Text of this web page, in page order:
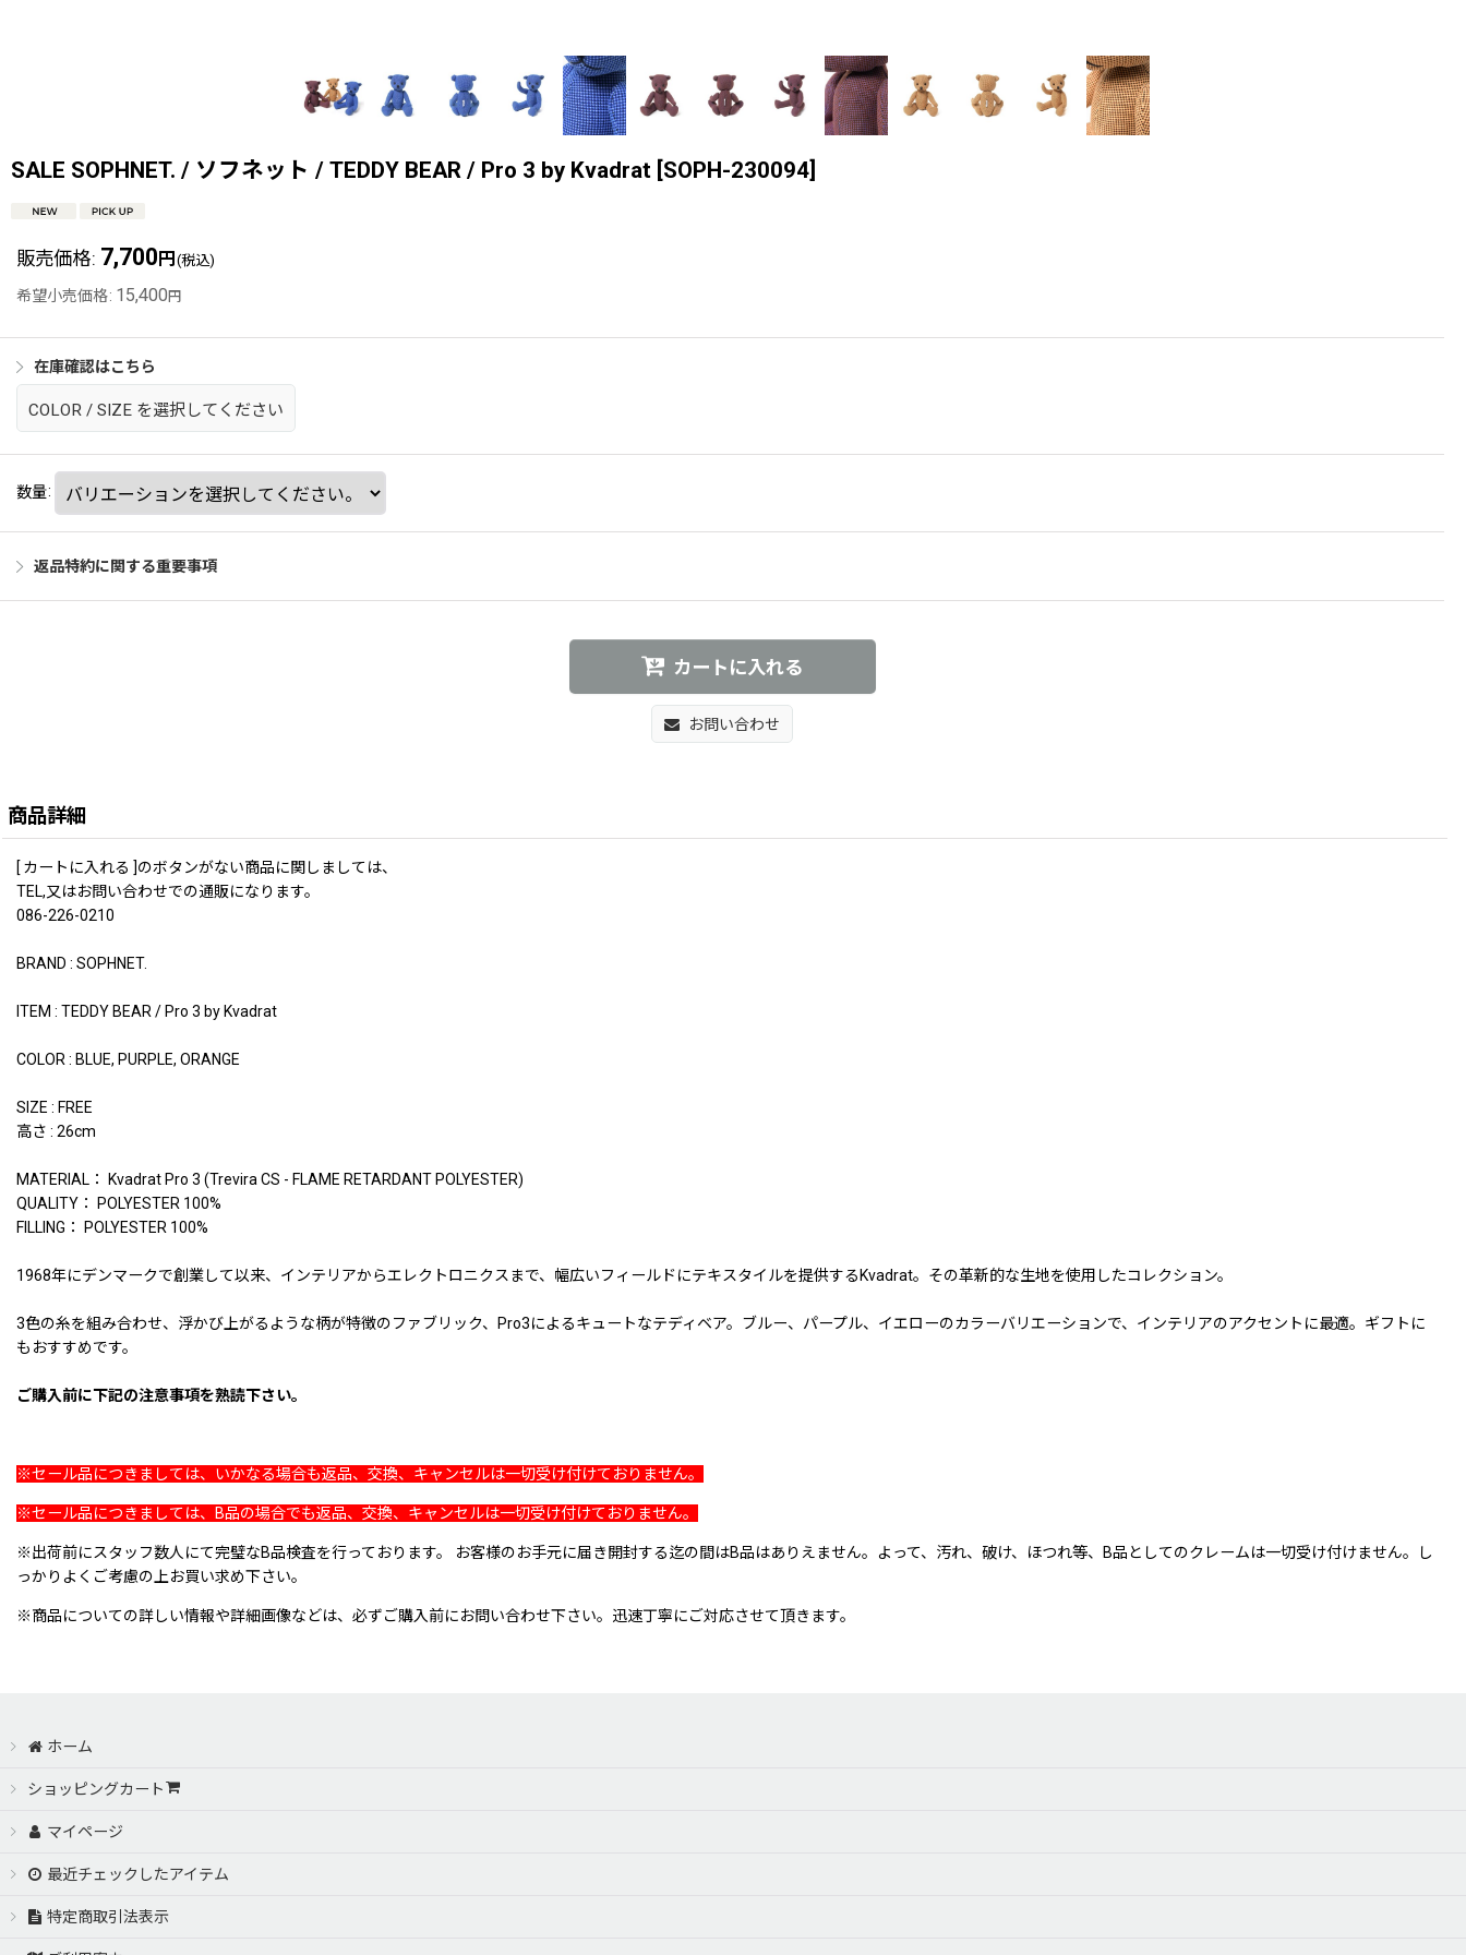
SALE SOPHNET. / ソフネット / TEDDY BEAR / Pro 3 by Kvadrat [SOPH-230094]
販売価格: 7,700 円 (税込)
希望小売価格: 15,400円
在庫確認はこちら
COLOR / SIZE を選択してください
数量:
返品特約に関する重要事項
カートに入れる
お問い合わせ
商品詳細
[ カートに入れる ]のボタンがない商品に関しましては、
TEL,又はお問い合わせでの通販になります。
086-226-0210
BRAND : SOPHNET.
ITEM : TEDDY BEAR / Pro 3 by Kvadrat
COLOR : BLUE, PURPLE, ORANGE
SIZE : FREE
高さ : 26cm
MATERIAL： Kvadrat Pro 3 (Trevira CS - FLAME RETARDANT POLYESTER)
QUALITY： POLYESTER 100%
FILLING： POLYESTER 100%
1968年にデンマークで創業して以来、インテリアからエレクトロニクスまで、幅広いフィールドにテキスタイルを提供するKvadrat。その革新的な生地を使用したコレクション。
3色の糸を組み合わせ、浮かび上がるような柄が特徴のファブリック、Pro3によるキュートなテディベア。ブルー、パープル、イエローのカラーバリエーションで、インテリアのアクセントに最適。ギフトに
もおすすめです。
ご購入前に下記の注意事項を熟読下さい。
※セール品につきましては、いかなる場合も返品、交換、キャンセルは一切受け付けておりません。
※セール品につきましては、B品の場合でも返品、交換、キャンセルは一切受け付けておりません。
※出荷前にスタッフ数人にて完璧なB品検査を行っております。 お客様のお手元に届き開封する迄の間はB品はありえません。よって、汚れ、破け、ほつれ等、B品としてのクレームは一切受け付けません。し
っかりよくご考慮の上お買い求め下さい。
※商品についての詳しい情報や詳細画像などは、必ずご購入前にお問い合わせ下さい。迅速丁寧にご対応させて頂きます。
ホーム
ショッピングカート
マイページ
最近チェックしたアイテム
特定商取引法表示